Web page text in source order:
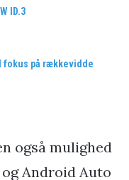
ID.3
fokus på rækkevidde
også mulighed
Android Auto